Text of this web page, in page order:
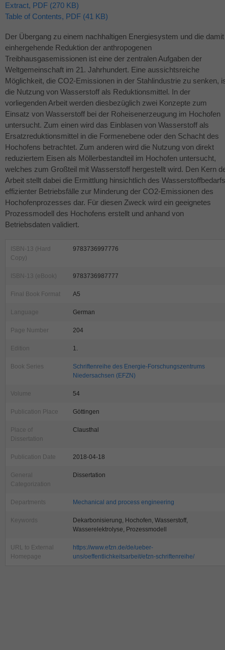
Extract, PDF (270 KB)
Table of Contents, PDF (41 KB)
Der Übergang zu einem nachhaltigen Energiesystem und die damit
einhergehende Reduktion der anthropogenen
Treibhausgasemissionen ist eine der zentralen Aufgaben der
Weltgemeinschaft im 21. Jahrhundert. Eine aussichtsreiche
Möglichkeit, die CO2-Emissionen in der Stahlindustrie zu senken,
die Nutzung von Wasserstoff als Reduktionsmittel. In der
vorliegenden Arbeit werden diesbezüglich zwei Konzepte zum
Einsatz von Wasserstoff bei der Roheisenerzeugung im Hochofen
untersucht. Zum einen wird das Einblasen von Wasserstoff als
Ersatzreduktionsmittel in die Formenebene oder den Schacht des
Hochofens betrachtet. Zum anderen wird die Nutzung von direkt
reduziertem Eisen als Möllerbestandteil im Hochofen untersucht,
welches zum Großteil mit Wasserstoff hergestellt wird. Den Kern
Arbeit stellt dabei die Ermittlung hinsichtlich des Wasserstoffbedarfs
effizienter Betriebsfälle zur Minderung der CO2-Emissionen des
Hochofenprozesses dar. Für diesen Zweck wird ein geeignetes
Prozessmodell des Hochofens erstellt und anhand von
Betriebsdaten validiert.
ISBN-13 (Hard
Copy)
9783736997776
ISBN-13 (eBook) 9783736987777
Final Book Format A5
Language German
Page Number 204
Edition 1.
Book Series
Schriftenreihe des Energie-Forschungszentrums
Niedersachsen (EFZN)
Volume 54
Publication Place Göttingen
Place of
Dissertation
Clausthal
Publication Date 2018-04-18
General
Categorization
Dissertation
Departments Mechanical and process engineering
Keywords
Dekarbonisierung, Hochofen, Wasserstoff,
Wasserelektrolyse, Prozessmodell
URL to External
Homepage
https://www.efzn.de/de/ueber-
uns/oeffentlichkeitsarbeit/efzn-schriftenreihe/